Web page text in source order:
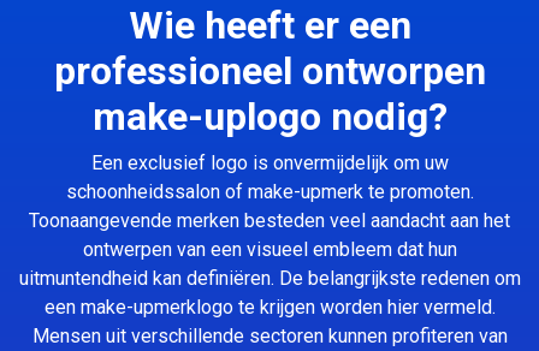
Wie heeft er een
professioneel ontworpen
make-uplogo nodig?
Een exclusief logo is onvermijdelijk om uw
schoonheidssalon of make-upmerk te promoten.
Toonaangevende merken besteden veel aandacht aan het
ontwerpen van een visueel embleem dat hun
uitmuntendheid kan definiëren. De belangrijkste redenen om
een make-upmerklogo te krijgen worden hier vermeld.
Mensen uit verschillende sectoren kunnen profiteren van